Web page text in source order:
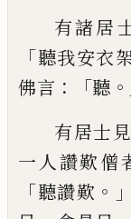
有諸居
「聽我安衣
佛言 ：「聽
有居士
一人讚歎僧
「聽讚歎 。